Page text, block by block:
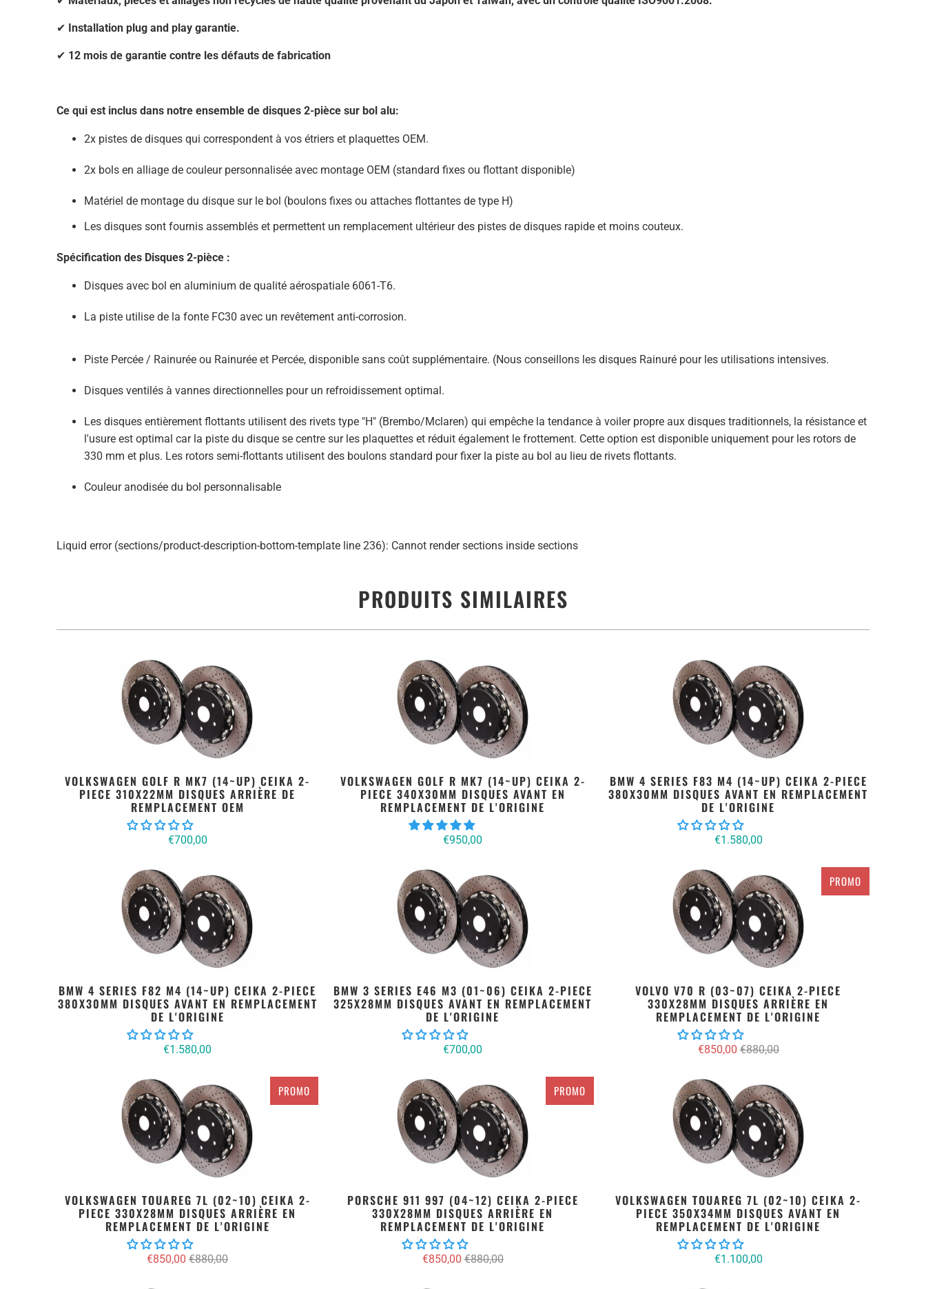
✔ Installation plug and play garantie.
✔ 12 mois de garantie contre les défauts de fabrication
Ce qui est inclus dans notre ensemble de disques 2-pièce sur bol alu:
2x pistes de disques qui correspondent à vos étriers et plaquettes OEM.
2x bols en alliage de couleur personnalisée avec montage OEM (standard fixes ou flottant disponible)
Matériel de montage du disque sur le bol (boulons fixes ou attaches flottantes de type H)
Les disques sont fournis assemblés et permettent un remplacement ultérieur des pistes de disques rapide et moins couteux.
Spécification des Disques 2-pièce :
Disques avec bol en aluminium de qualité aérospatiale 6061-T6.
La piste utilise de la fonte FC30 avec un revêtement anti-corrosion.
Piste Percée / Rainurée ou Rainurée et Percée, disponible sans coût supplémentaire. (Nous conseillons les disques Rainuré pour les utilisations intensives.
Disques ventilés à vannes directionnelles pour un refroidissement optimal.
Les disques entièrement flottants utilisent des rivets type "H" (Brembo/Mclaren) qui empêche la tendance à voiler propre aux disques traditionnels, la résistance et
l'usure est optimal car la piste du disque se centre sur les plaquettes et réduit également le frottement. Cette option est disponible uniquement pour les rotors de
330 mm et plus. Les rotors semi-flottants utilisent des boulons standard pour fixer la piste au bol au lieu de rivets flottants.
Couleur anodisée du bol personnalisable
Liquid error (sections/product-description-bottom-template line 236): Cannot render sections inside sections
PRODUITS SIMILAIRES
VOLKSWAGEN GOLF R MK7 (14~UP) CEIKA 2-
PIECE 310X22MM DISQUES ARRIÈRE DE
REMPLACEMENT OEM
€700,00
VOLKSWAGEN GOLF R MK7 (14~UP) CEIKA 2-
PIECE 340X30MM DISQUES AVANT EN
REMPLACEMENT DE L'ORIGINE
€950,00
BMW 4 SERIES F83 M4 (14~UP) CEIKA 2-PIECE
380X30MM DISQUES AVANT EN REMPLACEMENT
DE L'ORIGINE
€1.580,00
BMW 4 SERIES F82 M4 (14~UP) CEIKA 2-PIECE
380X30MM DISQUES AVANT EN REMPLACEMENT
DE L'ORIGINE
€1.580,00
BMW 3 SERIES E46 M3 (01~06) CEIKA 2-PIECE
325X28MM DISQUES AVANT EN REMPLACEMENT
DE L'ORIGINE
€700,00
PROMO
VOLVO V70 R (03~07) CEIKA 2-PIECE
330X28MM DISQUES ARRIÈRE EN
REMPLACEMENT DE L'ORIGINE
€850,00 €880,00
PROMO
VOLKSWAGEN TOUAREG 7L (02~10) CEIKA 2-
PIECE 330X28MM DISQUES ARRIÈRE EN
REMPLACEMENT DE L'ORIGINE
€850,00 €880,00
PROMO
PORSCHE 911 997 (04~12) CEIKA 2-PIECE
330X28MM DISQUES ARRIÈRE EN
REMPLACEMENT DE L'ORIGINE
€850,00 €880,00
VOLKSWAGEN TOUAREG 7L (02~10) CEIKA 2-
PIECE 350X34MM DISQUES AVANT EN
REMPLACEMENT DE L'ORIGINE
€1.100,00